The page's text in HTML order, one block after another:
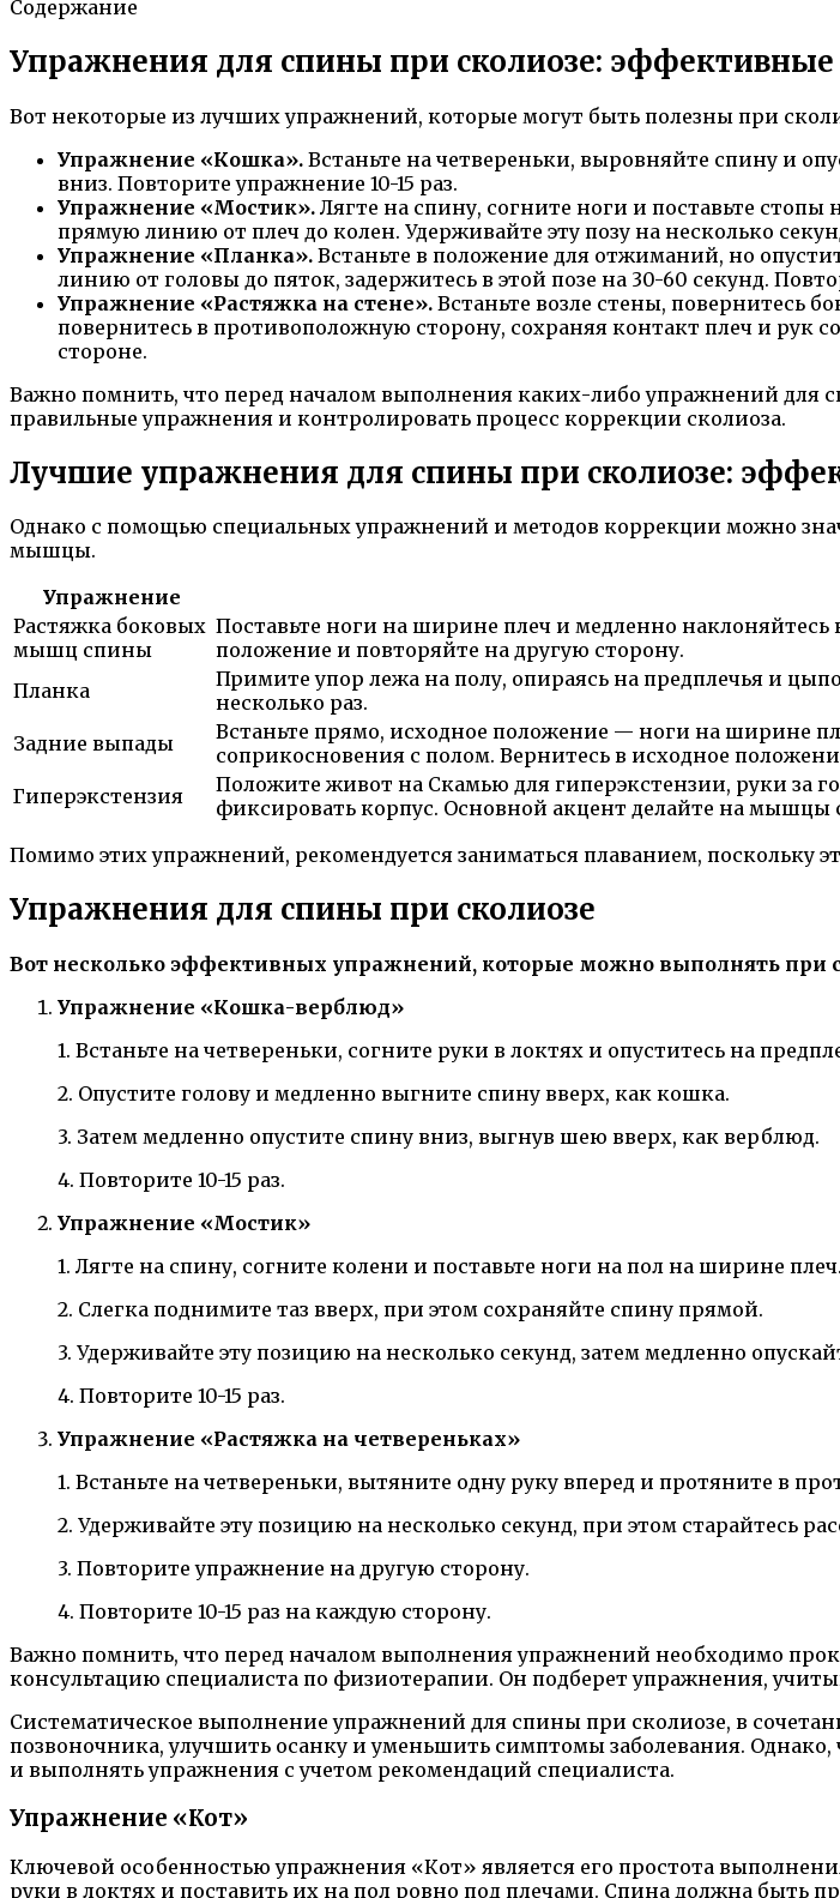
Содержание
Упражнения для спины при сколиозе:
Вот некоторые из лучших упражнений, которые могут быть полезны при
Упражнение «Кошка». Встаньте на четвереньки, выровняйте спину и
вниз. Повторите упражнение 10-15 раз.
Упражнение «Мостик». Лягте на спину, согните ноги и поставьте
прямую линию от плеч до колен. Удерживайте эту позу на несколько
Упражнение «Планка». Встаньте в положение для отжиманий, но
линию от головы до пяток, задержитесь в этой позе на 30-60 секунд.
Упражнение «Растяжка на стене». Встаньте возле стены, повернитесь
повернитесь в противоположную сторону, сохраняя контакт плеч и рук
стороне.
Важно помнить, что перед началом выполнения каких-либо упражнений для
правильные упражнения и контролировать процесс коррекции сколиоза.
Лучшие упражнения для спины при сколиозе:
Однако с помощью специальных упражнений и методов коррекции можно
мышцы.
Упражнение
Растяжка боковых
мышц спины
Поставьте ноги на ширине плеч и медленно наклоняйтесь
положение и повторяйте на другую сторону.
Планка
Примите упор лежа на полу, опираясь на предплечья и
несколько раз.
Задние выпады
Встаньте прямо, исходное положение — ноги на ширине
соприкосновения с полом. Вернитесь в исходное
Гиперэкстензия
Положите живот на Скамью для гиперэкстензии, руки за
фиксировать корпус. Основной акцент делайте на мышцы
Помимо этих упражнений, рекомендуется заниматься плаванием, поскольку
Упражнения для спины при сколиозе
Вот несколько эффективных упражнений, которые можно выполнять при
Упражнение «Кошка-верблюд»
1. Встаньте на четвереньки, согните руки в локтях и опуститесь на
2. Опустите голову и медленно выгните спину вверх, как кошка.
3. Затем медленно опустите спину вниз, выгнув шею вверх, как верблюд.
4. Повторите 10-15 раз.
Упражнение «Мостик»
1. Лягте на спину, согните колени и поставьте ноги на пол на ширине плеч.
2. Слегка поднимите таз вверх, при этом сохраняйте спину прямой.
3. Удерживайте эту позицию на несколько секунд, затем медленно
4. Повторите 10-15 раз.
Упражнение «Растяжка на четвереньках»
1. Встаньте на четвереньки, вытяните одну руку вперед и протяните в
2. Удерживайте эту позицию на несколько секунд, при этом старайтесь
3. Повторите упражнение на другую сторону.
4. Повторите 10-15 раз на каждую сторону.
Важно помнить, что перед началом выполнения упражнений необходимо
консультацию специалиста по физиотерапии. Он подберет упражнения,
Систематическое выполнение упражнений для спины при сколиозе, в
позвоночника, улучшить осанку и уменьшить симптомы заболевания.
и выполнять упражнения с учетом рекомендаций специалиста.
Упражнение «Кот»
Ключевой особенностью упражнения «Кот» является его простота
руки в локтях и поставить их на пол ровно под плечами. Спина должна быть